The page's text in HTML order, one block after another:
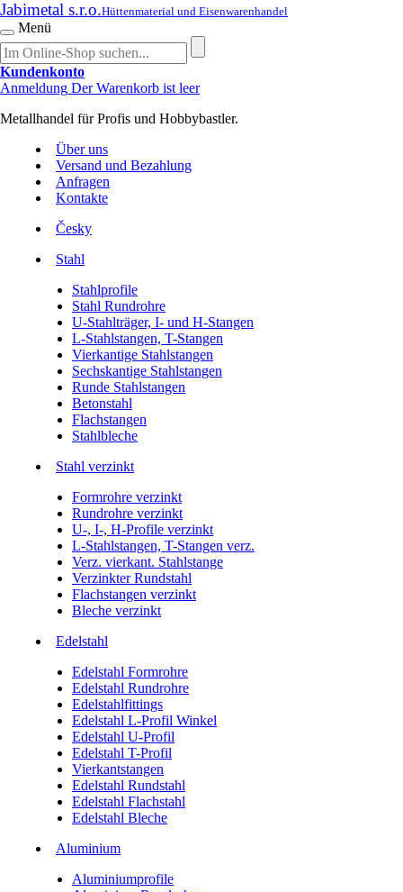
Jabimetal s.r.o.Hüttenmaterial und Eisenwarenhandel
Menü
Kundenkonto
Anmeldung Der Warenkorb ist leer
Metallhandel für Profis und Hobbybastler.
Über uns
Versand und Bezahlung
Anfragen
Kontakte
Česky
Stahl
Stahlprofile
Stahl Rundrohre
U-Stahlträger, I- und H-Stangen
L-Stahlstangen, T-Stangen
Vierkantige Stahlstangen
Sechskantige Stahlstangen
Runde Stahlstangen
Betonstahl
Flachstangen
Stahlbleche
Stahl verzinkt
Formrohre verzinkt
Rundrohre verzinkt
U-, I-, H-Profile verzinkt
L-Stahlstangen, T-Stangen verz.
Verz. vierkant. Stahlstange
Verzinkter Rundstahl
Flachstangen verzinkt
Bleche verzinkt
Edelstahl
Edelstahl Formrohre
Edelstahl Rundrohre
Edelstahlfittings
Edelstahl L-Profil Winkel
Edelstahl U-Profil
Edelstahl T-Profil
Vierkantstangen
Edelstahl Rundstahl
Edelstahl Flachstahl
Edelstahl Bleche
Aluminium
Aluminiumprofile